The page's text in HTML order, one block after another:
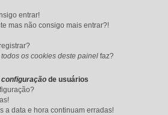
entrar!
mas não consigo mais entrar?!
os cookies deste painel faz?
configuração de usuários
a data e hora continuam erradas!